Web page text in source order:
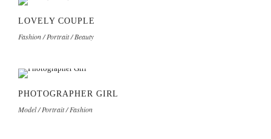
LOVELY COUPLE
Fashion / Portrait / Beauty
PHOTOGRAPHER GIRL
Model / Portrait / Fashion